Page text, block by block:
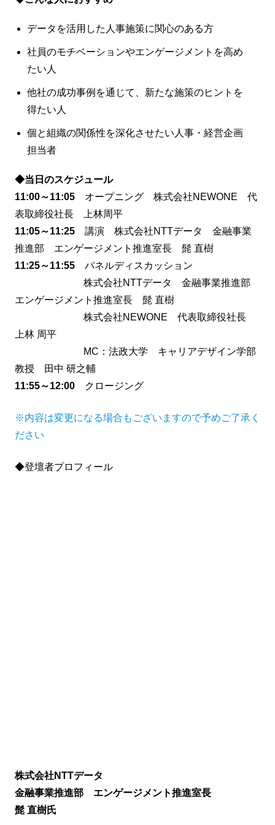
データを活用した人事施策に関心のある方
社員のモチベーションやエンゲージメントを高め
たい人
他社の成功事例を通じて、新たな施策のヒントを
得たい人
個と組織の関係性を深化させたい人事・経営企画
担当者
◆当日のスケジュール
11:00～11:05 オープニング 株式会社NEWONE 代
表取締役社長 上林周平
11:05～11:25 講演 株式会社NTTデータ 金融事業
推進部 エンゲージメント推進室長 髭 直樹
11:25～11:55 パネルディスカッション
株式会社NTTデータ 金融事業推進部
エンゲージメント推進室長 髭 直樹
株式会社NEWONE 代表取締役社長
上林 周平
MC：法政大学 キャリアデザイン学部
教授 田中 研之輔
11:55～12:00 クロージング
※内容は変更になる場合もございますので予めご了承く
ださい
◆登壇者プロフィール
株式会社NTTデータ
金融事業推進部 エンゲージメント推進室長
髭 直樹氏